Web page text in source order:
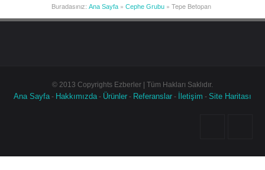
Buradasınız: Ana Sayfa» Cephe Grubu» Tepe Betopan
© 2013 Copyrights Ezberler | Tüm Hakları Saklıdır.
Ana Sayfa - Hakkımızda - Ürünler - Referanslar - İletişim - Site Haritası